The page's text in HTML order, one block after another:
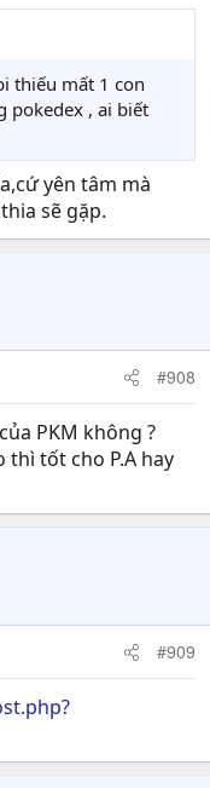
thiếu mất 1 con
pokedex , ai biết
yên tâm mà
sẽ gặp.
#908
PKM không ?
thì tốt cho P.A hay
#909